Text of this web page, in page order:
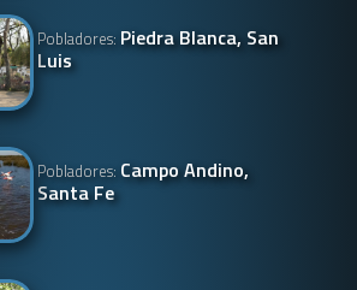
Pobladores: Piedra Blanca, San
Luis
Pobladores: Campo Andino,
Santa Fe